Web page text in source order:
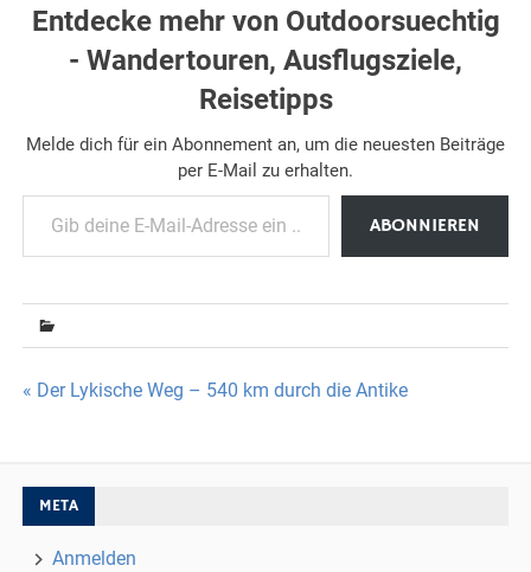
Entdecke mehr von Outdoorsuechtig
- Wandertouren, Ausflugsziele,
Reisetipps
Melde dich für ein Abonnement an, um die neuesten Beiträge
per E-Mail zu erhalten.
Gib deine E-Mail-Adresse ein ...
ABONNIEREN
Beitragsnavigation
« Der Lykische Weg – 540 km durch die Antike
META
Anmelden